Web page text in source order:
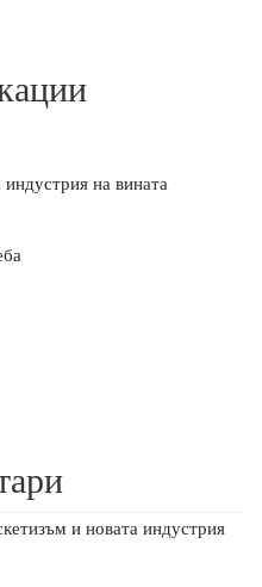
на вината
и новата индустрия